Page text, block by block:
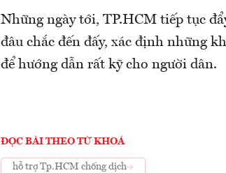
Những ngày tới, TP.HCM tiếp tục
đâu chắc đến đấy, xác định những
để hướng dẫn rất kỹ cho người dân.
ĐỌC BÀI THEO TỪ KHOÁ
hỗ trợ Tp.HCM chống dịch